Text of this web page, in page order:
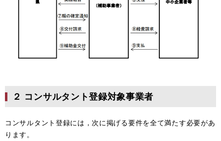
２ コンサルタント登録対象事業者
コンサルタント登録には，次に掲げる要件を全て満たす必要があ
ります。